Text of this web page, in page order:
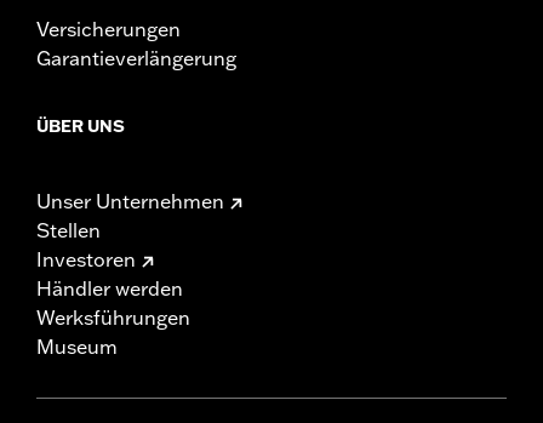
Versicherungen
Garantieverlängerung
ÜBER UNS
Unser Unternehmen
Stellen
Investoren
Händler werden
Werksführungen
Museum